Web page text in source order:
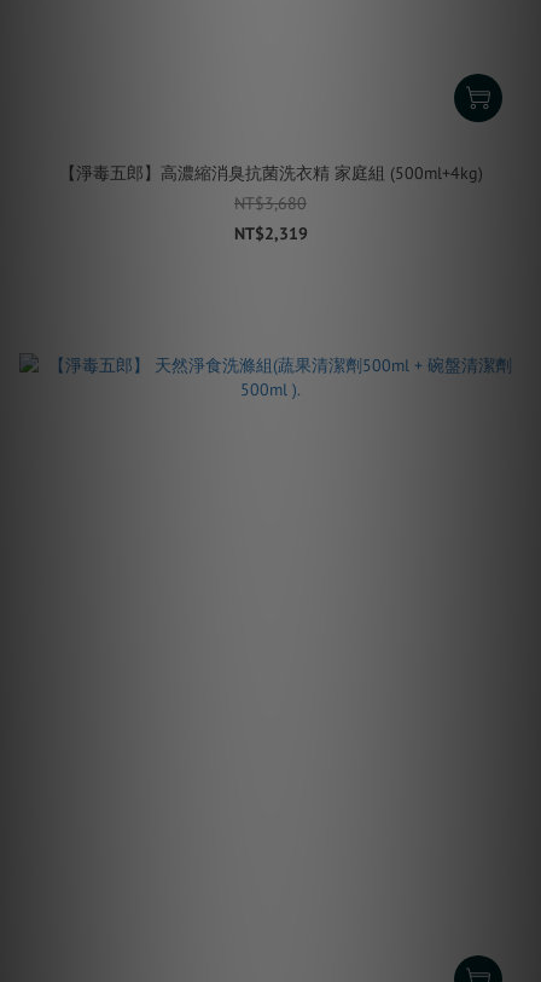
【淨毒五郎】高濃縮消臭抗菌洗衣精 家庭組 (500ml+4kg)
NT$3,680
NT$2,319